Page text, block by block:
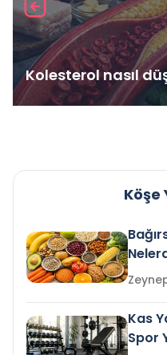
Kolesterol nasıl
Köşe
Kas
Spor